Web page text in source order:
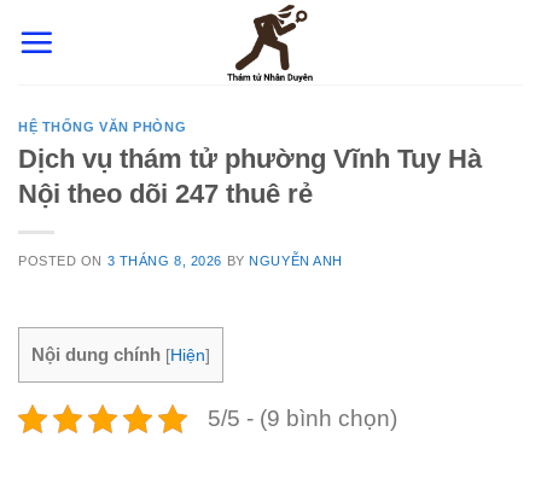
HỆ THỐNG VĂN PHÒNG
Dịch vụ thám tử phường Vĩnh Tuy Hà
Nội theo dõi 247 thuê rẻ
POSTED ON 3 THÁNG 8, 2026 BY NGUYỄN ANH
Nội dung chính [Hiện]
5/5 - (9 bình chọn)